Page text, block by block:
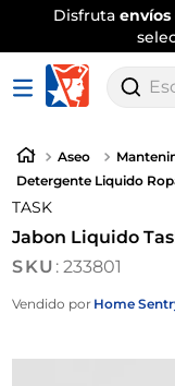
Disfruta envíos
Aseo
Detergente Liquido
TASK
Jabon Liquido
:233801
Vendido por Home